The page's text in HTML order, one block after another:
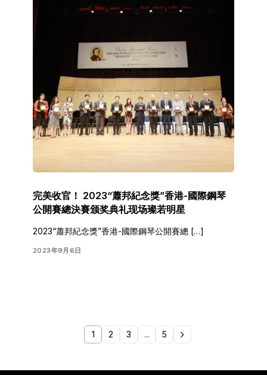
完美收官！ 2023“蕭邦紀念獎”香港-國際鋼琴
公開賽總決賽颁奖典礼现场璨若明星
2023“蕭邦紀念獎”香港-國際鋼琴公開賽總 […]
2023年9月6日
1 2 3 ... 5